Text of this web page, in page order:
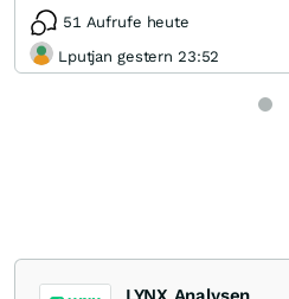
51 Aufrufe heute
Lputjan gestern 23:52